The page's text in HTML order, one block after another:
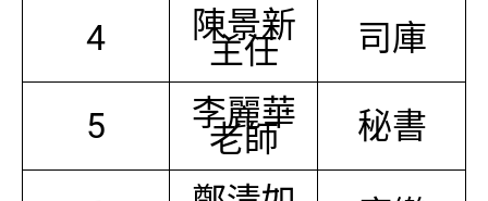
4 陳景新
主任 司庫
5 李麗華
老師 秘書